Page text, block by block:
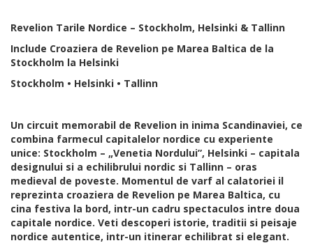
Revelion Tarile Nordice – Stockholm, Helsinki & Tallinn
Include Croaziera de Revelion pe Marea Baltica de la
Stockholm la Helsinki
Stockholm • Helsinki • Tallinn
Un circuit memorabil de Revelion in inima Scandinaviei, ce
combina farmecul capitalelor nordice cu experiente
unice: Stockholm – „Venetia Nordului”, Helsinki – capitala
designului si a echilibrului nordic si Tallinn – oras
medieval de poveste. Momentul de varf al calatoriei il
reprezinta croaziera de Revelion pe Marea Baltica, cu
cina festiva la bord, intr-un cadru spectaculos intre doua
capitale nordice. Veti descoperi istorie, traditii si peisaje
nordice autentice, intr-un itinerar echilibrat si elegant.